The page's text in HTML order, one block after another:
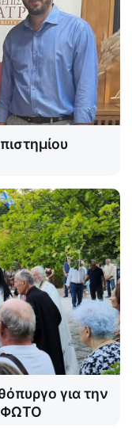
για την
ΦΩΤΟ